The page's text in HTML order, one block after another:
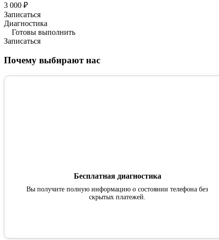
3 000 ₽
Записаться
Диагностика
Готовы выполнить
Записаться
Почему выбирают нас
Бесплатная диагностика
Вы получите полную информацию о состоянии телефона без
скрытых платежей.